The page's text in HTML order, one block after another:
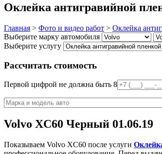
Оклейка антигравийной
Главная > Фото и видео работ > Оклейка
Выберите марку автомобиля
Выберите услугу
Рассчитать стоимость
Первой цифрой не должна быть 8
Volvo XC60 Черный 01.06.19
Показываем Volvo XC60 после услуги